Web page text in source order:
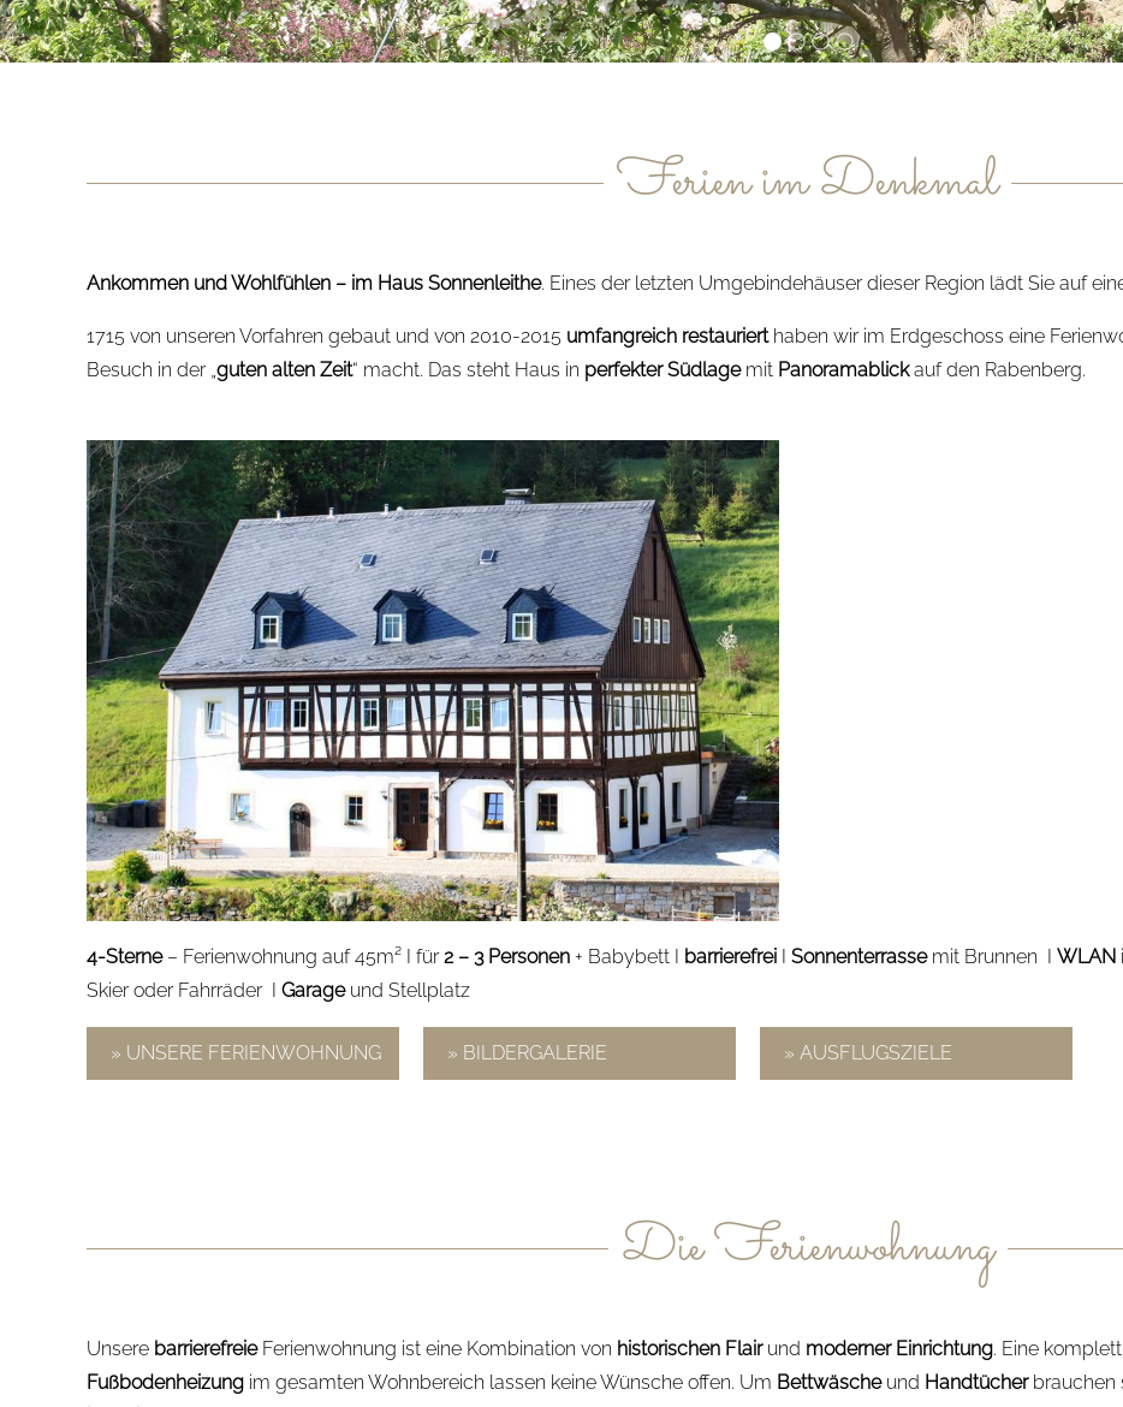
Ferien im Denkmal
Ankommen und Wohlfühlen – im Haus Sonnenleithe. Eines der letzten Umgebindehäuser dieser Region lädt Sie auf
1715 von unseren Vorfahren gebaut und von 2010-2015 umfangreich restaurierthaben wir im Erdgeschoss eine
Besuch in der „guten alten Zeit“ macht. Das steht Haus in perfekter Südlagemit Panoramablickauf den Rabenberg.
4-Sterne– Ferienwohnung auf 45m² I für2 – 3 Personen + Babybett I barrierefrei I Sonnenterrassemit Brunnen I WLAN
Skier oder Fahrräder I Garageund Stellplatz
» UNSERE FERIENWOHNUNG » BILDERGALERIE » AUSFLUGSZIELE
Die Ferienwohnung
Unsere barrierefreieFerienwohnung ist eine Kombination von historischen Flairund moderner Einrichtung. Eine
Fußbodenheizung im gesamten Wohnbereich lassen keine Wünsche offen. Um Bettwäsche und Handtücherbrauchen